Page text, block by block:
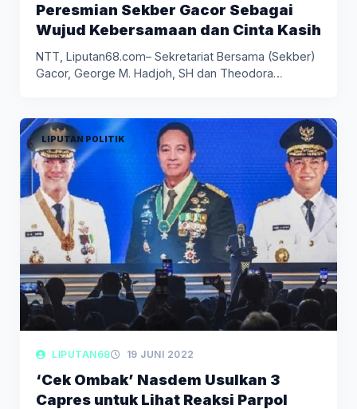
Peresmian Sekber Gacor Sebagai
Wujud Kebersamaan dan Cinta Kasih
NTT, Liputan68.com– Sekretariat Bersama (Sekber)
Gacor, George M. Hadjoh, SH dan Theodora…
LIPUTAN POLITIK
LIPUTAN68 19 JUNI 2022
‘Cek Ombak’ Nasdem Usulkan 3
Capres untuk Lihat Reaksi Parpol